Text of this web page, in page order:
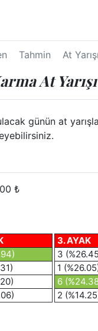
Tahmin At
At
günün at
₺
3. AYAK
3
1
6
2